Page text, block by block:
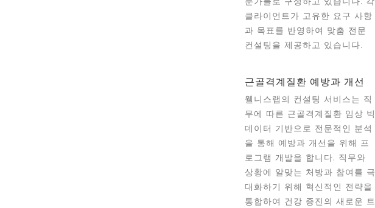
클라이언트가 고유한 요구 사항
과 목표를 반영하여 맞춤 전문
컨설팅을 제공하고 있습니다.
근골격계질환 예방과 개선
웰니스랩의 컨설팅 서비스는 직
무에 따른 근골격계질환 임상 빅
데이터 기반으로 전문적인 분석
을 통해 예방과 개선을 위해 프
로그램 개발을 합니다. 직무와
상황에 알맞는 처방과 참여를 극
대화하기 위해 혁신적인 전략을
통합하여 건강 증진의 새로운 트